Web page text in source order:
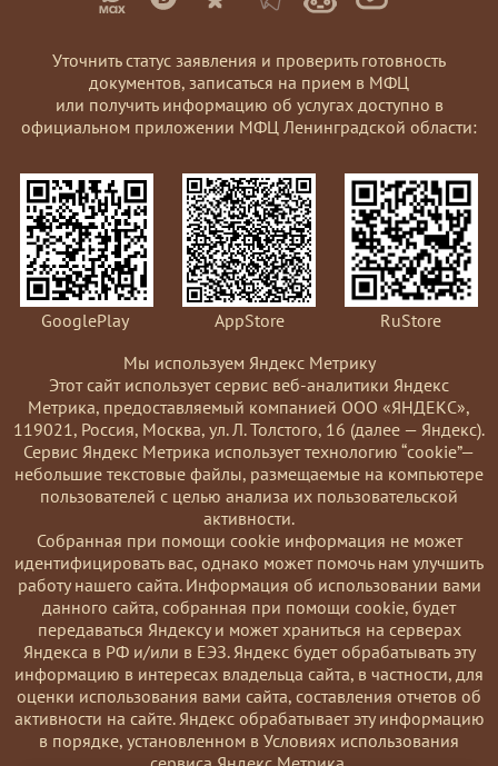
Уточнить статус заявления и проверить готовность
документов, записаться на прием в МФЦ
или получить информацию об услугах доступно в
официальном приложении МФЦ Ленинградской области:
GooglePlay AppStore
RuStore
Мы используем Яндекс Метрику
Этот сайт использует сервис веб-аналитики Яндекс
Метрика, предоставляемый компанией ООО «ЯНДЕКС»,
119021, Россия, Москва, ул. Л. Толстого, 16 (далее — Яндекс).
Сервис Яндекс Метрика использует технологию “cookie”—
небольшие текстовые файлы, размещаемые на компьютере
пользователей с целью анализа их пользовательской
активности.
Coбранная при помощи cookie информация не может
идентифицировать вас, однако может помочь нам улучшить
работу нашего сайта. Информация об использовании вами
данного сайта, собранная при помощи cookie, будет
передаваться Яндексу и может храниться на серверах
Яндекса в РФ и/или в ЕЭЗ. Яндекс будет обрабатывать эту
информацию в интересах владельца сайта, в частности, для
оценки использования вами сайта, составления отчетов об
активности на сайте. Яндекс обрабатывает эту информацию
в порядке, установленном в Условиях использования